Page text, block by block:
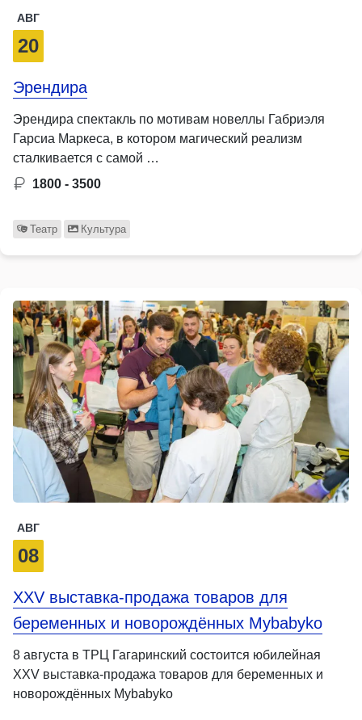
АВГ
20
Эрендира
Эрендира спектакль по мотивам новеллы Габриэля
Гарсиа Маркеса, в котором магический реализм
сталкивается с самой …
1800 - 3500
Театр Культура
АВГ
08
XXV выставка-продажа товаров для
беременных и новорождённых Mybabyko
8 августа в ТРЦ Гагаринский состоится юбилейная
XXV выставка-продажа товаров для беременных и
новорождённых Mybabyko